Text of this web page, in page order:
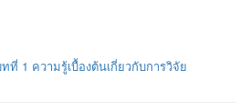
ที่ 1 ความรู้เบื้องต้นเกี่ยวกับการวิจัย